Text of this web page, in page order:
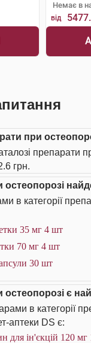
Немає в
від
при
препарати
грн.
остеопорозі
в категорії
35 мг 4 шт
70 мг 4 шт
30 шт
остеопорозі є
в категорії
аптеки DS є:
для ін'єкцій 120